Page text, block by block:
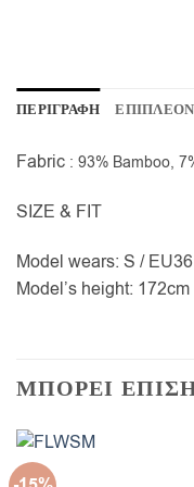
ΠΕΡΙΓΡΑΦΗ
Fabric : 93% Bamboo,
SIZE & FIT
Model wears: S / EU36
Model’s height: 172cm
ΜΠΟΡΕΙ